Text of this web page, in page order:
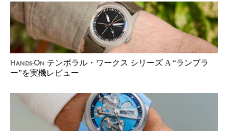
Hands-On テンポラル・ワークス シリーズ A “ランブラ
ー”を実機レビュー